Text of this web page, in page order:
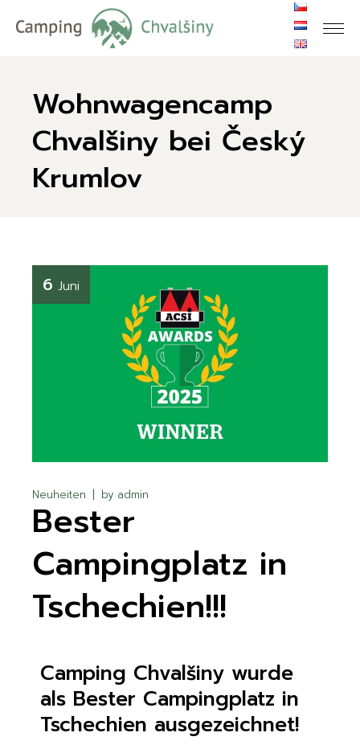
Wohnwagencamp
Chvalšiny bei Český
Krumlov
6 Juni
Neuheiten by admin
Bester
Campingplatz in
Tschechien!!!
Camping Chvalšiny wurde
als Bester Campingplatz in
Tschechien ausgezeichnet!